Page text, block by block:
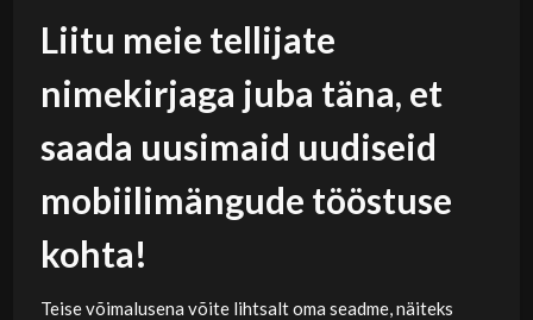
Liitu meie tellijate
nimekirjaga juba täna, et
saada uusimaid uudiseid
mobiilimängude tööstuse
kohta!
Teise võimalusena võite lihtsalt oma seadme, näiteks